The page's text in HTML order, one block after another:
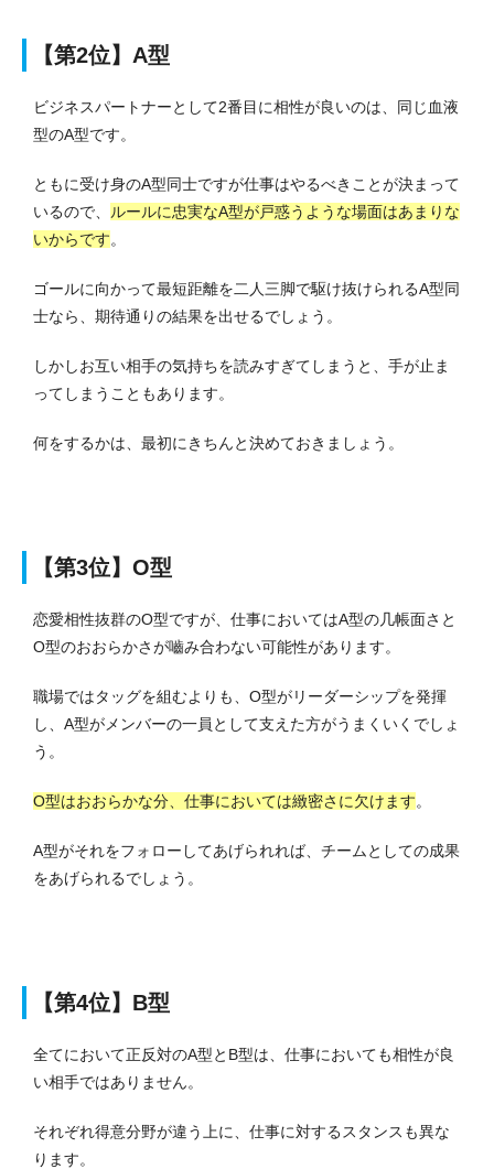
【第2位】A型
ビジネスパートナーとして2番目に相性が良いのは、同じ血液
型のA型です。
ともに受け身のA型同士ですが仕事はやるべきことが決まって
いるので、
ルールに忠実なA型が戸惑うような場面はあまりな
いからです。
ゴールに向かって最短距離を二人三脚で駆け抜けられるA型同
士なら、期待通りの結果を出せるでしょう。
しかしお互い相手の気持ちを読みすぎてしまうと、手が止ま
ってしまうこともあります。
何をするかは、最初にきちんと決めておきましょう。
【第3位】O型
恋愛相性抜群のO型ですが、仕事においてはA型の几帳面さと
O型のおおらかさが嚙み合わない可能性があります。
職場ではタッグを組むよりも、O型がリーダーシップを発揮
し、A型がメンバーの一員として支えた方がうまくいくでしょ
う。
O型はおおらかな分、仕事においては緻密さに欠けます。
A型がそれをフォローしてあげられれば、チームとしての成果
をあげられるでしょう。
【第4位】B型
全てにおいて正反対のA型とB型は、仕事においても相性が良
い相手ではありません。
それぞれ得意分野が違う上に、仕事に対するスタンスも異な
ります。